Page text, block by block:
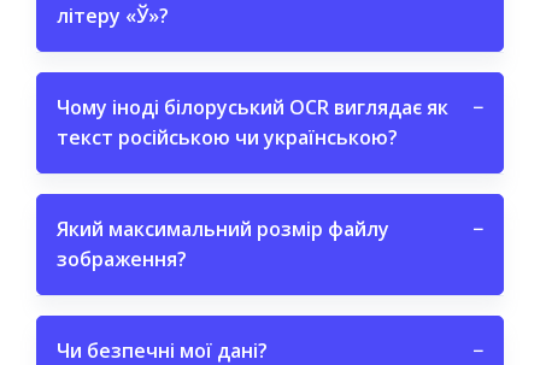
літеру «Ў»?
Чому іноді білоруський OCR виглядає як
текст російською чи українською?
−
Який максимальний розмір файлу
зображення?
−
Чи безпечні мої дані? −